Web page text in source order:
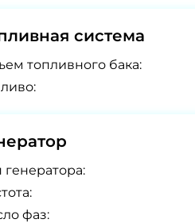
система
топливного бака:
генератора:
фаз: